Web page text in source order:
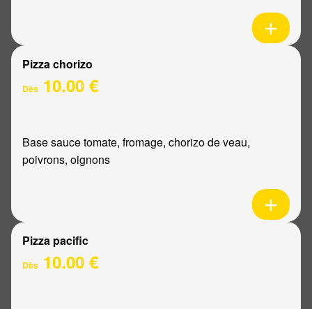
Pizza chorizo
Dès 10.00 €
Base sauce tomate, fromage, chorizo de veau,
poivrons, oignons
Pizza pacific
Dès 10.00 €